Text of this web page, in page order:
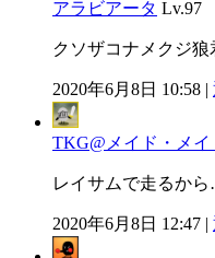
アラビアータ Lv.97
クソザコナメクジ狼
2020年6月8日 10:58 |
TKG@メイド・メイ
レイサムで走るか
2020年6月8日 12:47 |